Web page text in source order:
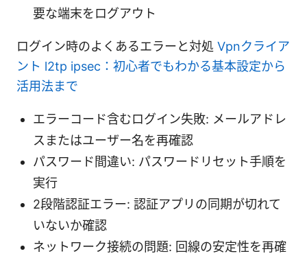
要な端末をログアウト
ログイン時のよくあるエラーと対処 Vpnクライア
ント l2tp ipsec：初心者でもわかる基本設定から
活用法まで
エラーコード含むログイン失敗: メールアドレ
スまたはユーザー名を再確認
パスワード間違い: パスワードリセット手順を
実行
2段階認証エラー: 認証アプリの同期が切れて
いないか確認
ネットワーク接続の問題: 回線の安定性を再確